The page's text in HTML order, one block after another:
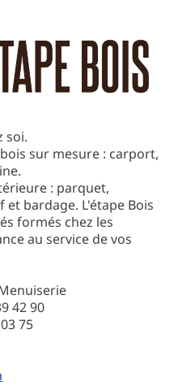
soi.
sur mesure : carport,
: parquet,
bardage. L'étape Bois
formés chez les
au service de vos
42 90
75